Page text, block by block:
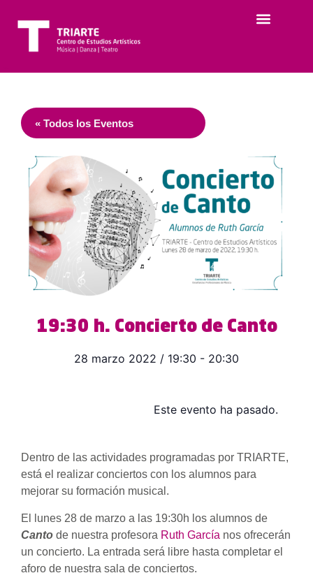
« Todos los Eventos
19:30 h. Concierto de Canto
28 marzo 2022 / 19:30 - 20:30
Este evento ha pasado.
Dentro de las actividades programadas por TRIARTE,
está el realizar conciertos con los alumnos para
mejorar su formación musical.
El lunes 28 de marzo a las 19:30h los alumnos de
Canto de nuestra profesora Ruth García nos ofrecerán
un concierto. La entrada será libre hasta completar el
aforo de nuestra sala de conciertos.